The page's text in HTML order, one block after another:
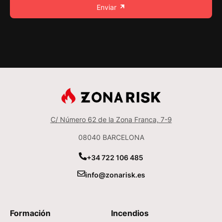
Enviar
C/ Número 62 de la Zona Franca, 7-9
08040 BARCELONA
+34 722 106 485
info@zonarisk.es
Formación Incendios